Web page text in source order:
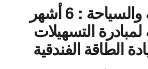
وزيرا المالية والسياحة : 6 أشهر
التسهيلات
الطاقة الفندقية